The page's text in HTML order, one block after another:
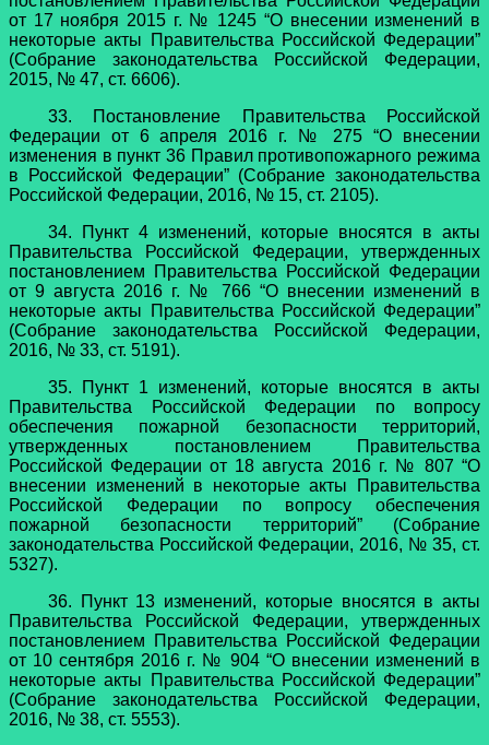
от 17 ноября 2015 г. № 1245 “О внесении изменений в
некоторые акты Правительства Российской Федерации”
(Собрание законодательства Российской Федерации,
2015, № 47, ст. 6606).
33. Постановление Правительства Российской
Федерации от 6 апреля 2016 г. № 275 “О внесении
изменения в пункт 36 Правил противопожарного режима
в Российской Федерации” (Собрание законодательства
Российской Федерации, 2016, № 15, ст. 2105).
34. Пункт 4 изменений, которые вносятся в акты
Правительства Российской Федерации, утвержденных
постановлением Правительства Российской Федерации
от 9 августа 2016 г. № 766 “О внесении изменений в
некоторые акты Правительства Российской Федерации”
(Собрание законодательства Российской Федерации,
2016, № 33, ст. 5191).
35. Пункт 1 изменений, которые вносятся в акты
Правительства Российской Федерации по вопросу
обеспечения пожарной безопасности территорий,
утвержденных постановлением Правительства
Российской Федерации от 18 августа 2016 г. № 807 “О
внесении изменений в некоторые акты Правительства
Российской Федерации по вопросу обеспечения
пожарной безопасности территорий” (Собрание
законодательства Российской Федерации, 2016, № 35, ст.
5327).
36. Пункт 13 изменений, которые вносятся в акты
Правительства Российской Федерации, утвержденных
постановлением Правительства Российской Федерации
от 10 сентября 2016 г. № 904 “О внесении изменений в
некоторые акты Правительства Российской Федерации”
(Собрание законодательства Российской Федерации,
2016, № 38, ст. 5553).